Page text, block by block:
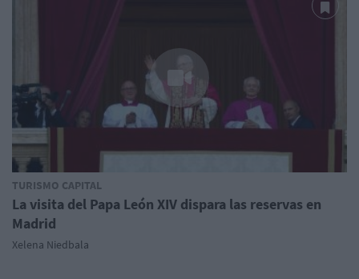
TURISMO CAPITAL
La visita del Papa León XIV dispara las reservas en
Madrid
Xelena Niedbala